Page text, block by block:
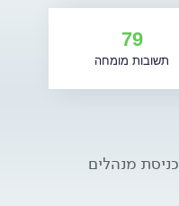
79
תשובות מומחה
כניסת מנהלים